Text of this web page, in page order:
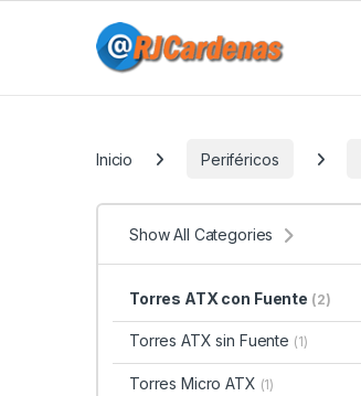
Inicio Periféricos
Show All Categories
Torres ATX con Fuente (2)
Torres ATX sin Fuente (1)
Torres Micro ATX (1)